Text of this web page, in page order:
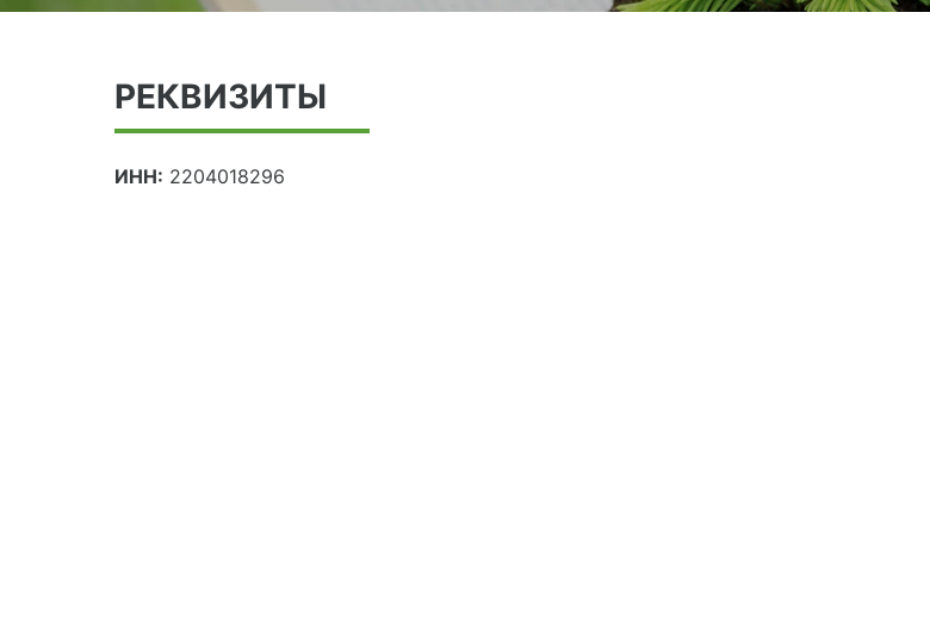
РЕКВИЗИТЫ
ИНН: 2204018296